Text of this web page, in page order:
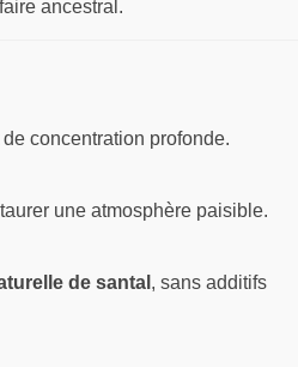
ancestral.
concentration profonde.
une atmosphère paisible.
de santal , sans additifs